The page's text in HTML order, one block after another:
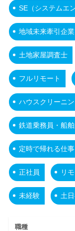
SE（システムエ
地域未来牽引企業
土地家屋調査士
フルリモート
ハウスクリーニ
鉄道乗務員・船
定時で帰れる仕事
正社員 リ
未経験 土
職種